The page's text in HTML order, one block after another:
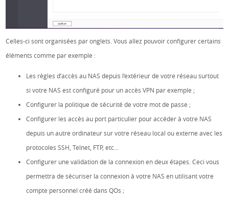
Celles-ci sont organisées par onglets. Vous allez pouvoir configurer certains
éléments comme par exemple :
Les règles d’accès au NAS depuis l’extérieur de votre réseau surtout
si votre NAS est configuré pour un accès VPN par exemple ;
Configurer la politique de sécurité de votre mot de passe ;
Configurer les accès au port particulier pour accéder à votre NAS
depuis un autre ordinateur sur votre réseau local ou externe avec les
protocoles SSH, Telnet, FTP, etc…
Configurer une validation de la connexion en deux étapes. Ceci vous
permettra de sécuriser la connexion à votre NAS en utilisant votre
compte personnel créé dans QOs ;